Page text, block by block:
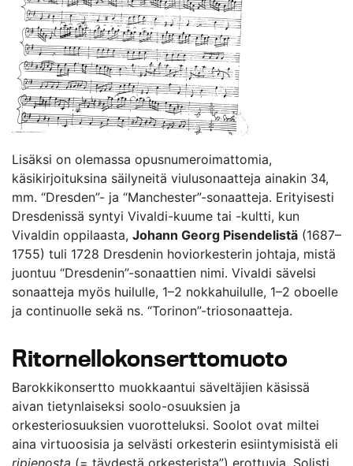
Lisäksi on olemassa opusnumeroimattomia,
käsikirjoituksina säilyneitä viulusonaatteja ainakin 34,
mm. “Dresden”- ja “Manchester”-sonaatteja. Erityisesti
Dresdenissä syntyi Vivaldi-kuume tai -kultti, kun
Vivaldin oppilaasta, Johann Georg Pisendelistä (1687–
1755) tuli 1728 Dresdenin hoviorkesterin johtaja, mistä
juontuu “Dresdenin”-sonaattien nimi. Vivaldi sävelsi
sonaatteja myös huilulle, 1–2 nokkahuilulle, 1–2 oboelle
ja continuolle sekä ns. “Torinon”-triosonaatteja.
Ritornellokonserttomuoto
Barokkikonsertto muokkaantui säveltäjien käsissä
aivan tietynlaiseksi soolo-osuuksien ja
orkesteriosuuksien vuorotteluksi. Soolot ovat miltei
aina virtuoosisia ja selvästi orkesterin esiintymisistä eli
ripienosta (= täydestä orkesterista”) erottuvia. Solisti